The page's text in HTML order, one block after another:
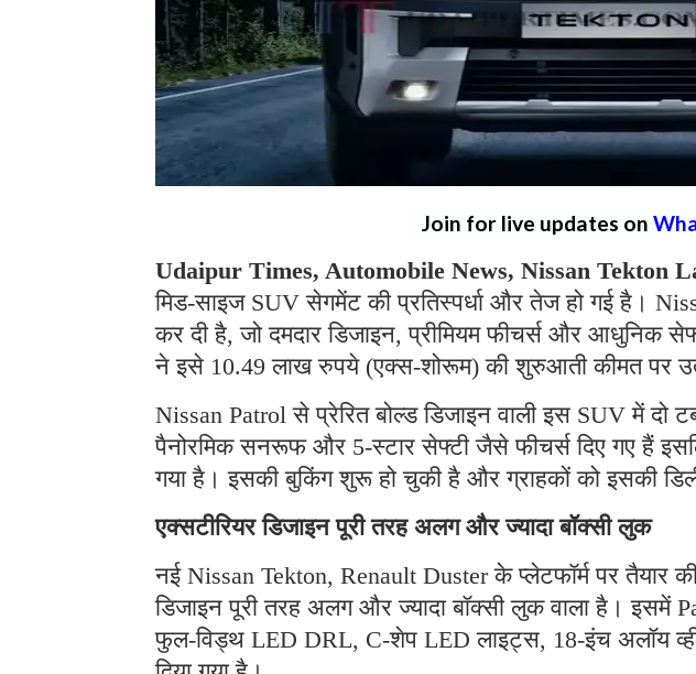
Join for live updates on
Udaipur Times, Automobile News, Nissan Tekton
मिड-साइज SUV सेगमेंट की प्रतिस्पर्धा और तेज हो गई है।
कर दी है, जो दमदार डिजाइन, प्रीमियम फीचर्स और आधुनिक
ने इसे 10.49 लाख रुपये (एक्स-शोरूम) की शुरुआती कीमत पर
Nissan Patrol से प्रेरित बोल्ड डिजाइन वाली इस SUV में दो
पैनोरमिक सनरूफ और 5-स्टार सेफ्टी जैसे फीचर्स दिए गए हैं
गया है। इसकी बुकिंग शुरू हो चुकी है और ग्राहकों को इसकी
एक्सटीरियर डिजाइन पूरी तरह अलग और ज्यादा बॉक्सी लुक
नई Nissan Tekton, Renault Duster के प्लेटफॉर्म पर तैयार
डिजाइन पूरी तरह अलग और ज्यादा बॉक्सी लुक वाला है। इसमें
फुल-विड्थ LED DRL, C-शेप LED लाइट्स, 18-इंच अलॉय